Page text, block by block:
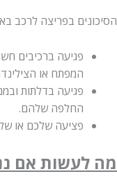
בפריצה לרכב באופן
פגיעה ברכיבים
המפתח או הצילינדר.
פגיעה בדלתות
החלפה שלהם.
פציעה שלכם או של
אם